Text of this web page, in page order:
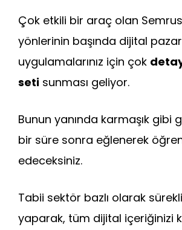
Çok etkili bir araç olan
yönlerinin başında dijital
uygulamalarınız için çok
seti sunması geliyor.
Bunun yanında karmaşık gibi
bir süre sonra eğlenerek
edeceksiniz.
Tabii sektör bazlı olarak
yaparak, tüm dijital içeriğinizi